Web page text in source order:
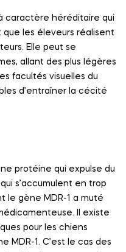
à caractère héréditaire qui
les éleveurs réalisent
Elle peut se
allant des plus légères
facultés visuelles du
d’entraîner la cécité
protéine qui expulse du
s’accumulent en trop
le gène MDR-1 a muté
Il existe
pour les chiens
MDR-1. C’est le cas des